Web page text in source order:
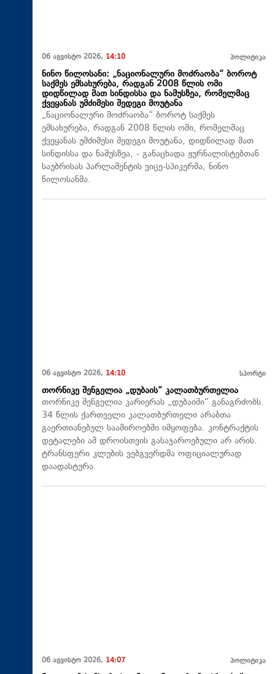
06 აგვისტო 2026, 14:10 პოლიტიკა
ნინო წილოსანი: „ნაციონალური მოძრაობა“ ბოროტ
საქმეს ემსახურება, რადგან 2008 წლის ომი
დიდწილად მათ სინდისსა და ნამუსზეა, რომელმაც
ქვეყანას უმძიმესი შედეგი მოუტანა
„ნაციონალური მოძრაობა“ ბოროტ საქმეს
ემსახურება, რადგან 2008 წლის ომი, რომელმაც
ქვეყანას უმძიმესი შედეგი მოუტანა, დიდწილად მათ
სინდისსა და ნამუსზეა, - განაცხადა ჟურნალისტებთან
საუბრისას პარლამენტის ვიცე-სპიკერმა, ნინო
წილოსანმა.
06 აგვისტო 2026, 14:10 სპორტი
თორნიკე შენგელია „დუბაის“ კალათბურთელია
თორნიკე შენგელია კარიერას „დუბაიში“ განაგრძობს.
34 წლის ქართველი კალათბურთელი არაბთა
გაერთიანებულ საამიროებში იმყოფება. კონტრაქტის
დეტალები ამ დროისთვის გასაჯაროებული არ არის.
ტრანსფერი კლუბის ვებგვერდმა ოფიციალურად
დაადასტურა.
06 აგვისტო 2026, 14:07 პოლიტიკა